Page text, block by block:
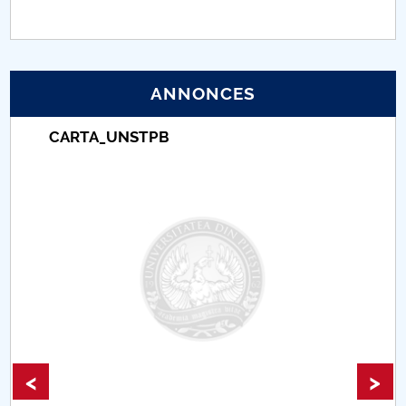
PNRR
Comisie de etica unversitară
Accesibilitate pentru studenții cu dizabilități
ANNONCES
CARTA_UNSTPB
< >